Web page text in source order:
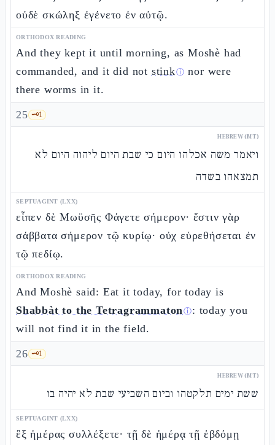
οὐδὲ σκώληξ ἐγένετο ἐν αὐτῷ.
ORTHODOX READING
And they kept it until morning, as Moshè had
commanded, and it did not stinkⓘ nor were
there worms in it.
25 🗝️1
HEBREW (MT)
ויאמר משה אכלהו היום כי שבת היום ליהוה היום לא
תמצאהו בשדה
SEPTUAGINT (LXX)
εἶπεν δὲ Μωϋσῆς Φάγετε σήμερον· ἔστιν γὰρ
σάββατα σήμερον τῷ κυρίῳ· οὐχ εὑρεθήσεται ἐν
τῷ πεδίῳ.
ORTHODOX READING
And Moshè said: Eat it today, for today is
Shabbàt to the Tetragrammatonⓘ: today you
will not find it in the field.
26 🗝️1
HEBREW (MT)
ששת ימים תלקטהו וביום השביעי שבת לא יהיה בו
SEPTUAGINT (LXX)
ἓξ ἡμέρας συλλέξετε· τῇ δὲ ἡμέρᾳ τῇ ἑβδόμῃ